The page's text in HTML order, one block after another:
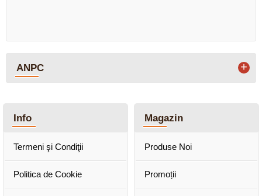
ANPC +
Info
Termeni şi Condiţii
Politica de Cookie
Magazin
Produse Noi
Promoții